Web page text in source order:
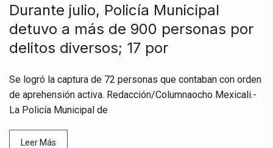
Durante julio, Policía Municipal
detuvo a más de 900 personas por
delitos diversos; 17 por
Se logró la captura de 72 personas que contaban con orden
de aprehensión activa. Redacción/Columnaocho Mexicali.-
La Policía Municipal de
Leer Más